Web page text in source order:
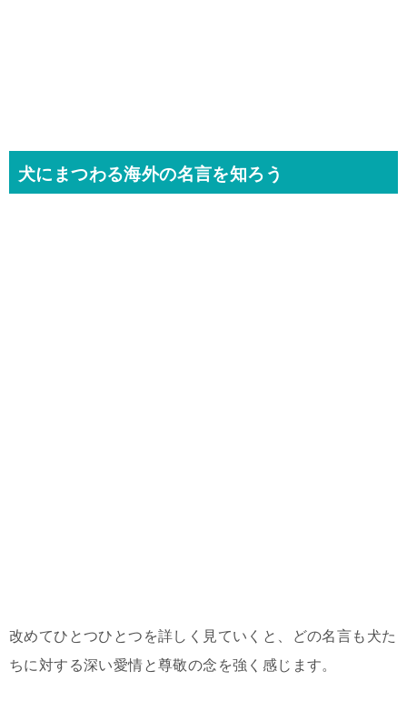
犬にまつわる海外の名言を知ろう
改めてひとつひとつを詳しく見ていくと、どの名言も犬た
ちに対する深い愛情と尊敬の念を強く感じます。